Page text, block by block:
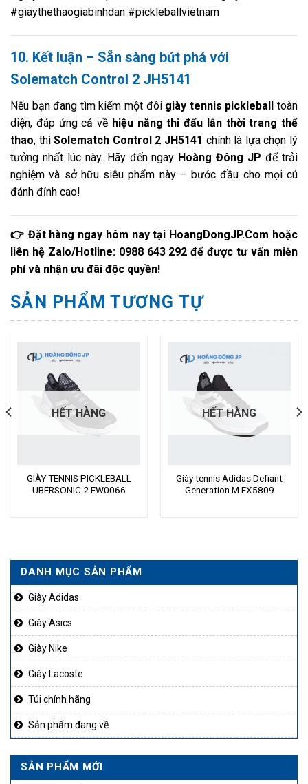
DANH MỤC SẢN PHẨM
Giày Adidas
Giày Asics
Giày Nike
Giày Lacoste
Túi chính hãng
Sản phẩm đang về
SẢN PHẨM MỚI
#giaythethaogiabinhdan #pickleballvietnam
10. Kết luận – Sẵn sàng bứt phá với
Solematch Control 2 JH5141
Nếu bạn đang tìm kiếm một đôi giày tennis pickleball toàn
diện, đáp ứng cả về hiệu năng thi đấu lẫn thời trang thể
thao, thìSolematch Control 2 JH5141 chính là lựa chọn lý
tưởng nhất lúc này. Hãy đến ngay Hoàng Đông JP để trải
nghiệm và sở hữu siêu phẩm này – bước đầu cho mọi cú
đánh đỉnh cao!
👉 Đặt hàng ngay hôm nay tại HoangDongJP.Com hoặc
liên hệ Zalo/Hotline: 0988 643 292 để được tư vấn miễn
phí và nhận ưu đãi độc quyền!
SẢN PHẨM TƯƠNG TỰ
HẾT HÀNG
GIÀY TENNIS PICKLEBALL
UBERSONIC 2 FW0066
HẾT HÀNG
Giày tennis Adidas Defiant
Generation M FX5809